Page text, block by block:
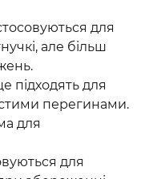
для
але більш
підходять для
перегинами.
для
для